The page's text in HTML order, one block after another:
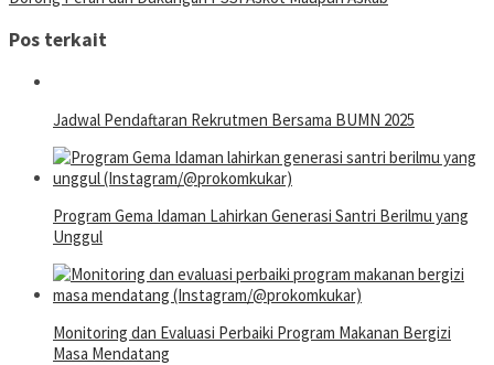
Pos terkait
Jadwal Pendaftaran Rekrutmen Bersama BUMN 2025
Program Gema Idaman Lahirkan Generasi Santri Berilmu yang
Unggul
Monitoring dan Evaluasi Perbaiki Program Makanan Bergizi
Masa Mendatang